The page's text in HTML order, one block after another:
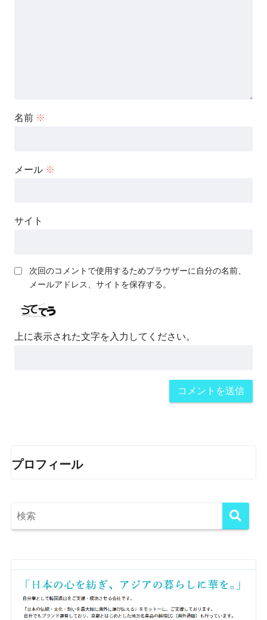
名前 ※
メール ※
サイト
次回のコメントで使用するためブラウザーに自分の名前、
メールアドレス、サイトを保存する。
上に表示された文字を入力してください。
プロフィール